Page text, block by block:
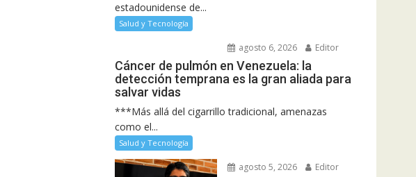
estadounidense de...
Salud y Tecnología
agosto 6, 2026 Editor
Cáncer de pulmón en Venezuela: la
detección temprana es la gran aliada para
salvar vidas
***Más allá del cigarrillo tradicional, amenazas
como el...
Salud y Tecnología
agosto 5, 2026 Editor